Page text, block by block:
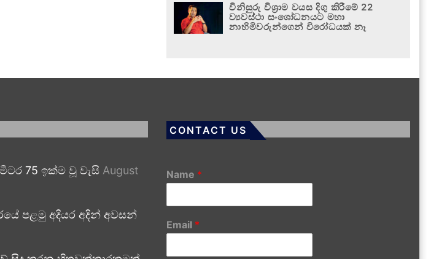
විනිසුරු විශ්‍රාම වයස දිගු කිරීමේ 22
ව්‍යවස්ථා සංශෝධනයට මහා
නාහිමිවරුන්ගෙන් විරෝධයක් නෑ
75 ඉක්ම වූ වැසි August
පළමු අදියර අදින් අවසන්
CONTACT US
Name *
Email *